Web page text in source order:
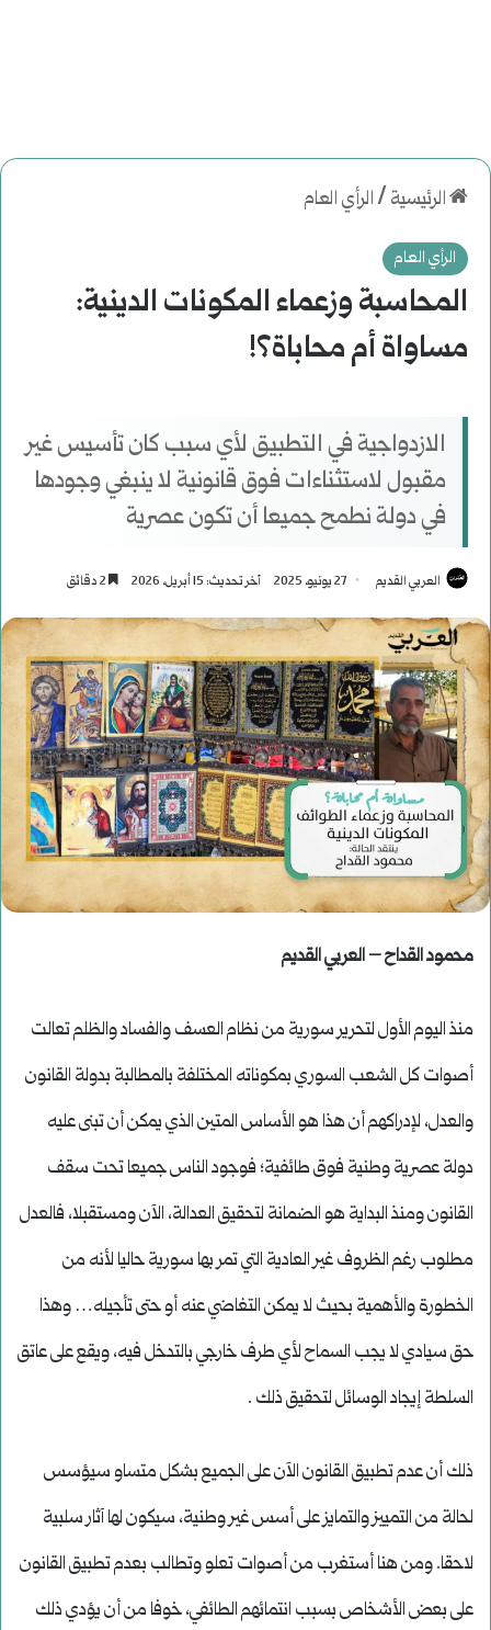
الرئيسية /الرأي العام
الرأي العام
المحاسبة وزعماء المكونات الدينية:
مساواة أم محاباة؟!
الازدواجية في التطبيق لأي سبب كان تأسيس غير
مقبول لاستثناءات فوق قانونية لا ينبغي وجودها
في دولة نطمح جميعا أن تكون عصرية
العربي القديم 27 يونيو، 2025 آخر تحديث: 15 أبريل، 2026
محمود القداح – العربي القديم
منذ اليوم الأول لتحرير سورية من نظام العسف والفساد والظلم تعالت
أصوات كل الشعب السوري بمكوناته المختلفة بالمطالبة بدولة القانون
والعدل، لإدراكهم أن هذا هو الأساس المتين الذي يمكن أن تبنى عليه
دولة عصرية وطنية فوق طائفية؛ فوجود الناس جميعا تحت سقف
القانون ومنذ البداية هو الضمانة لتحقيق العدالة، الآن ومستقبلا، فالعدل
مطلوب رغم الظروف غير العادية التي تمر بها سورية حاليا لأنه من
الخطورة والأهمية بحيث لا يمكن التغاضي عنه أو حتى تأجيله… وهذا
حق سيادي لا يجب السماح لأي طرف خارجي بالتدخل فيه، ويقع على عاتق
السلطة إيجاد الوسائل لتحقيق ذلك .
ذلك أن عدم تطبيق القانون الآن على الجميع بشكل متساو سيؤسس
لحالة من التمييز والتمايز على أسس غير وطنية، سيكون لها آثار سلبية
لاحقا. ومن هنا أستغرب من أصوات تعلو وتطالب بعدم تطبيق القانون
على بعض الأشخاص بسبب انتمائهم الطائفي، خوفا من أن يؤدي ذلك